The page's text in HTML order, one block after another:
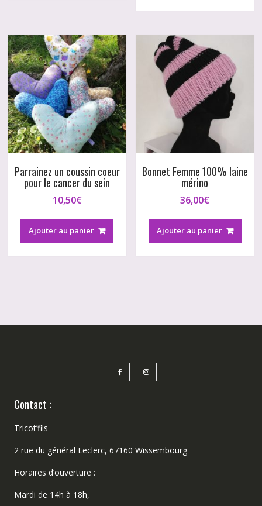
variations.
options
peuvent
être
choisies
sur
la
page
du
produit
Parrainez un coussin coeur
pour le cancer du sein
10,50€
Ajouter au panier
Bonnet Femme 100% laine
mérino
36,00€
Ajouter au panier
Contact :
Tricot’fils
2 rue du général Leclerc, 67160 Wissembourg
Horaires d’ouverture :
Mardi de 14h à 18h,